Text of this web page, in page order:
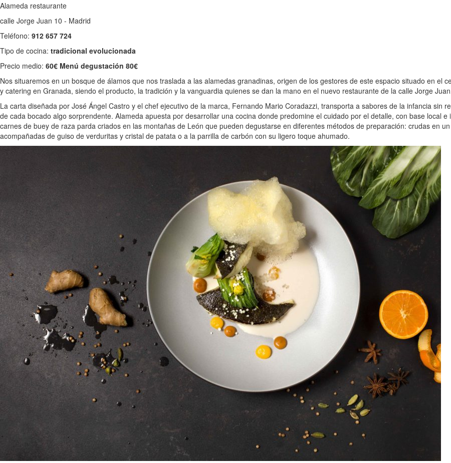
Alameda restaurante
calle Jorge Juan 10 - Madrid
Teléfono: 912 657 724
Tipo de cocina: tradicional evolucionada
Precio medio: 60€ Menú degustación 80€
Nos situaremos en un bosque de álamos que nos traslada a las alamedas granadinas, origen de los gestores de este espacio situado en el
y catering en Granada, siendo el producto, la tradición y la vanguardia quienes se dan la mano en el nuevo restaurante de la calle Jorge
La carta diseñada por José Ángel Castro y el chef ejecutivo de la marca, Fernando Mario Coradazzi, transporta a sabores de la infancia sin
de cada bocado algo sorprendente. Alameda apuesta por desarrollar una cocina donde predomine el cuidado por el detalle, con base local
carnes de buey de raza parda criados en las montañas de León que pueden degustarse en diferentes métodos de preparación: crudas en
acompañadas de guiso de verduritas y cristal de patata o a la parrilla de carbón con su ligero toque ahumado.